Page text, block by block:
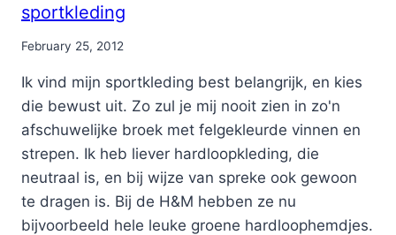
sportkleding
By
February 25, 2012
Ik vind mijn sportkleding best belangrijk, en kies
die bewust uit. Zo zul je mij nooit zien in zo'n
afschuwelijke broek met felgekleurde vinnen en
strepen. Ik heb liever hardloopkleding, die
neutraal is, en bij wijze van spreke ook gewoon
te dragen is. Bij de H&M hebben ze nu
bijvoorbeeld hele leuke groene hardloophemdjes.